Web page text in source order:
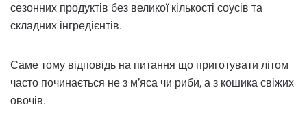
сезонних продуктів без великої кількості соусів та
складних інгредієнтів.
Саме тому відповідь на питання що приготувати літом
часто починається не з м’яса чи риби, а з кошика свіжих
овочів.